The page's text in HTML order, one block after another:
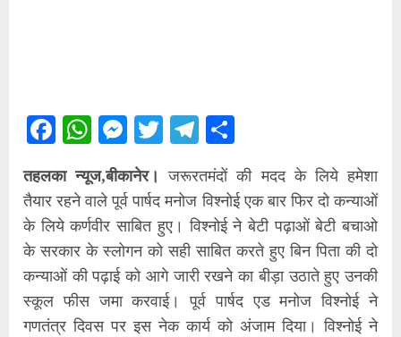
Facebook
WhatsApp
Messenger
TwitterTelegram
तहलका न्यूज,बीकानेर। जरूरतमंदों की मदद के लिये हमेशा
तैयार रहने वाले पूर्व पार्षद मनोज विश्नोई एक बार फिर दो कन्याओं
के लिये कर्णवीर साबित हुए। विश्नोई ने बेटी पढ़ाओं बेटी बचाओ
के सरकार के स्लोगन को सही साबित करते हुए बिन पिता की दो
कन्याओं की पढ़ाई को आगे जारी रखने का बीड़ा उठाते हुए उनकी
स्कूल फीस जमा करवाई। पूर्व पार्षद एड मनोज विश्नोई ने
गणतंत्र दिवस पर इस नेक कार्य को अंजाम दिया। विश्नोई ने